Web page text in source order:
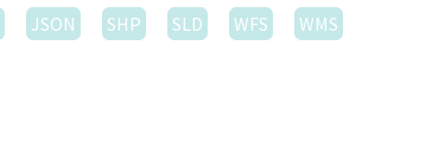
JSON SHP SLD WFS WMS